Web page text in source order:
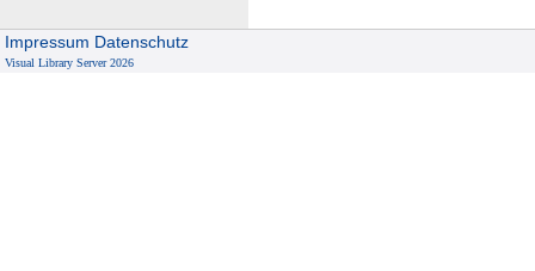
Impressum Datenschutz
Visual Library Server 2026